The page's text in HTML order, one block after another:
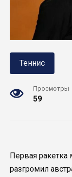
Теннис
Просмотры
59
Первая ракетка
разгромил